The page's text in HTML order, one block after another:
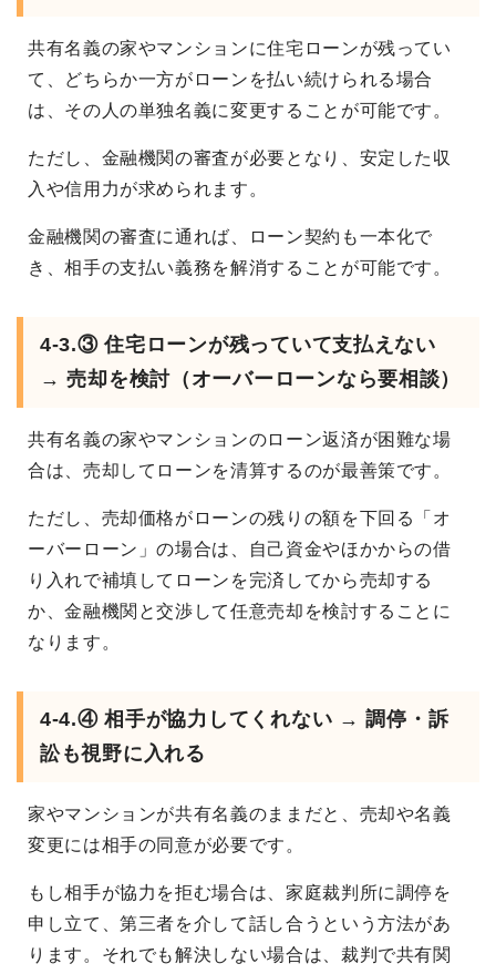
共有名義の家やマンションに住宅ローンが残ってい
て、どちらか一方がローンを払い続けられる場合
は、その人の単独名義に変更することが可能です。
ただし、金融機関の審査が必要となり、安定した収
入や信用力が求められます。
金融機関の審査に通れば、ローン契約も一本化で
き、相手の支払い義務を解消することが可能です。
4-3.③ 住宅ローンが残っていて支払えない
→ 売却を検討（オーバーローンなら要相談）
共有名義の家やマンションのローン返済が困難な場
合は、売却してローンを清算するのが最善策です。
ただし、売却価格がローンの残りの額を下回る「オ
ーバーローン」の場合は、自己資金やほかからの借
り入れで補填してローンを完済してから売却する
か、金融機関と交渉して任意売却を検討することに
なります。
4-4.④ 相手が協力してくれない → 調停・訴
訟も視野に入れる
家やマンションが共有名義のままだと、売却や名義
変更には相手の同意が必要です。
もし相手が協力を拒む場合は、家庭裁判所に調停を
申し立て、第三者を介して話し合うという方法があ
ります。それでも解決しない場合は、裁判で共有関